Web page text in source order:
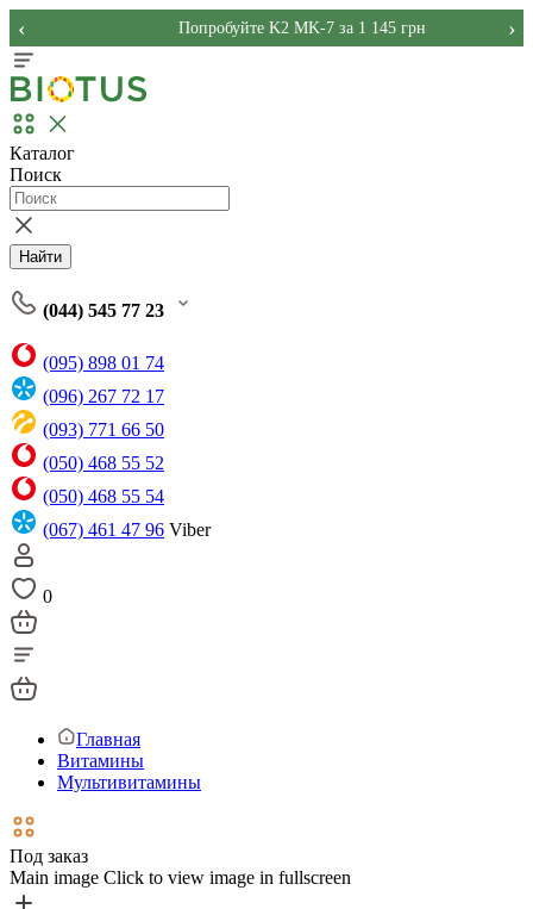
Попробуйте K2 MK-7 за 1 145 грн
‹ ›
Каталог
Поиск
Найти
(044) 545 77 23
(095) 898 01 74
(096) 267 72 17
(093) 771 66 50
(050) 468 55 52
(050) 468 55 54
(067) 461 47 96 Viber
0
Главная
Витамины
Мультивитамины
Под заказ
Main image Click to view image in fullscreen